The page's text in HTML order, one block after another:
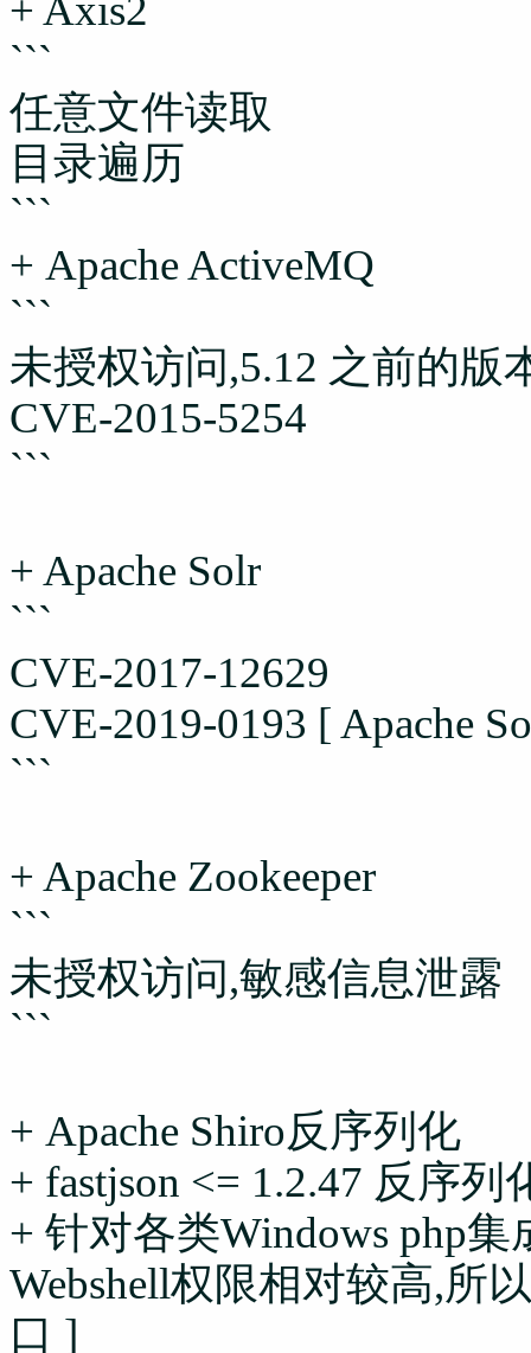
+ Axis2
```
任意文件读取
目录遍历
```
+ Apache ActiveMQ
```
未授权访问,5.12 之前的版
CVE-2015-5254
```
+ Apache Solr
```
CVE-2017-12629
CVE-2019-0193 [ Apache
```
+ Apache Zookeeper
```
未授权访问,敏感信息泄露
```
+ Apache Shiro反序列化
+ fastjson <= 1.2.47 反序列
+ 针对各类Windows php
Webshell权限相对较高,所
口 ]